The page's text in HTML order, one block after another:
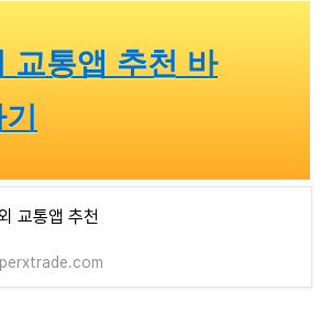
교통앱 추천 바
교통앱 추천